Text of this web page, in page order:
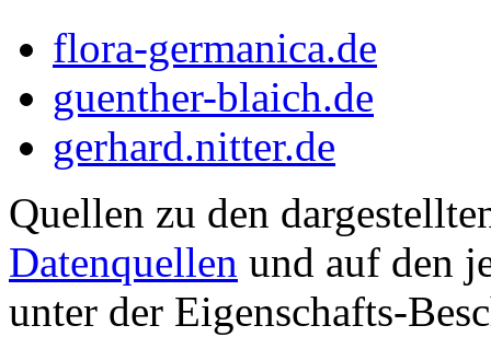
flora-germanica.de
guenther-blaich.de
gerhard.nitter.de
Quellen zu den
Datenquellen und auf den
unter der Eigenschafts-